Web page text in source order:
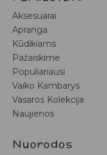
Aksesuarai
Apranga
Kūdikiams
Pažaiskime
Populiariausi
Vaiko Kambarys
Vasaros Kolekcija
Naujienos
Nuorodos